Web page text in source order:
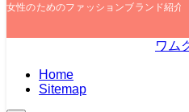
女性のためのファッションブランド紹介
ワム
Home
Sitemap